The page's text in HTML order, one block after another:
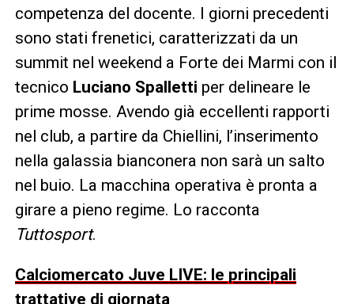
competenza del docente. I giorni precedenti
sono stati frenetici, caratterizzati da un
summit nel weekend a Forte dei Marmi con il
tecnico Luciano Spalletti per delineare le
prime mosse. Avendo già eccellenti rapporti
nel club, a partire da Chiellini, l’inserimento
nella galassia bianconera non sarà un salto
nel buio. La macchina operativa è pronta a
girare a pieno regime. Lo racconta
Tuttosport.
Calciomercato Juve LIVE: le principali
trattative di giornata